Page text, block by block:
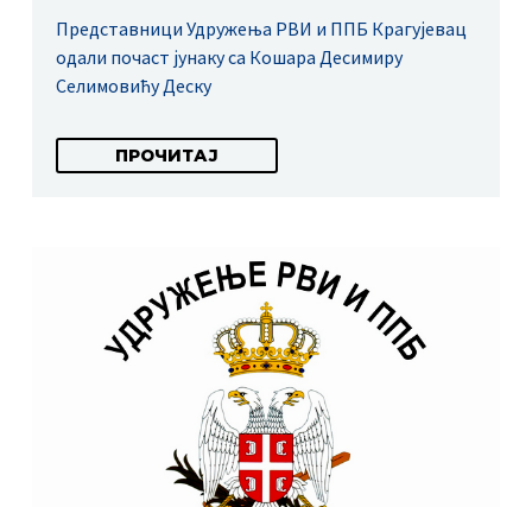
Представници Удружења РВИ и ППБ Крагујевац
одали почаст јунаку са Кошара Десимиру
Селимовићу Деску
ПРОЧИТАЈ